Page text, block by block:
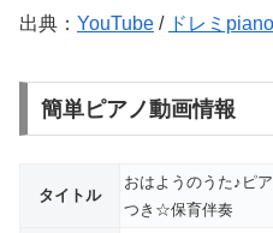
出典： YouTube / ドレミpiano
簡単ピアノ動画情報
タイトル
おはようのうた♪ピ
つき☆保育伴奏